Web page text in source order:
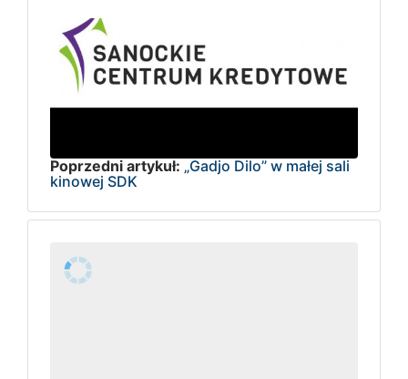
Poprzedni artykuł: „Gadjo Dilo” w małej sali
kinowej SDK